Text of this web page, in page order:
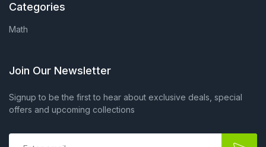
Categories
Math
Join Our Newsletter
Signup to be the first to hear about exclusive deals, special
offers and upcoming collections
E